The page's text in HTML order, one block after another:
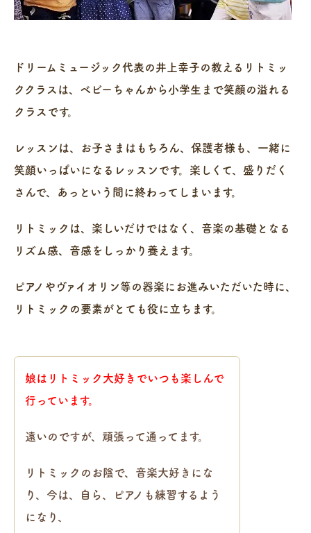
ドリームミュージック代表の井上幸子の教えるリトミッ
ククラスは、ベビーちゃんから小学生まで笑顔の溢れる
クラスです。
レッスンは、お子さまはもちろん、保護者様も、一緒に
笑顔いっぱいになるレッスンです。楽しくて、盛りだく
さんで、あっという間に終わってしまいます。
リトミックは、楽しいだけではなく、音楽の基礎となる
リズム感、音感をしっかり養えます。
ピアノやヴァイオリン等の器楽にお進みいただいた時に、
リトミックの要素がとても役に立ちます。
娘はリトミック大好きでいつも楽しんで
行っています。
遠いのですが、頑張って通ってます。
リトミックのお陰で、音楽大好きにな
り、今は、自ら、ピアノも練習するよう
になり、